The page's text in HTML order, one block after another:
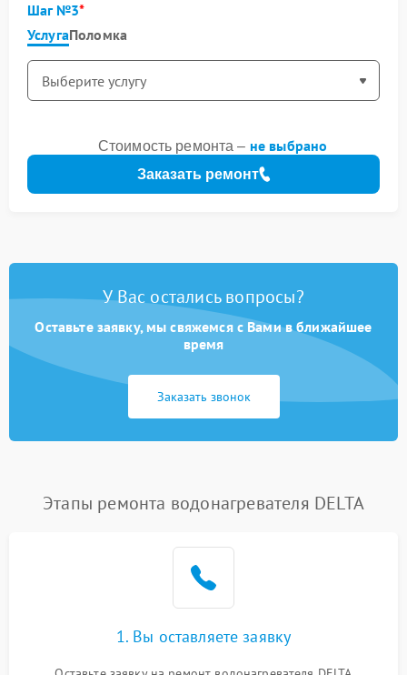
Шаг №3
УслугаПоломка
Заказать ремонт
Стоимость ремонта – не выбрано
У Вас остались вопросы?
Оставьте заявку, мы свяжемся с Вами в ближайшее
время
Заказать звонок
Этапы ремонта водонагревателя DELTA
1. Вы оставляете заявку